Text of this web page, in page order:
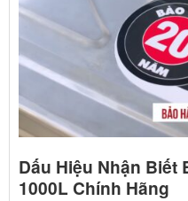
Dấu Hiệu Nhận Biết
1000L Chính Hãng